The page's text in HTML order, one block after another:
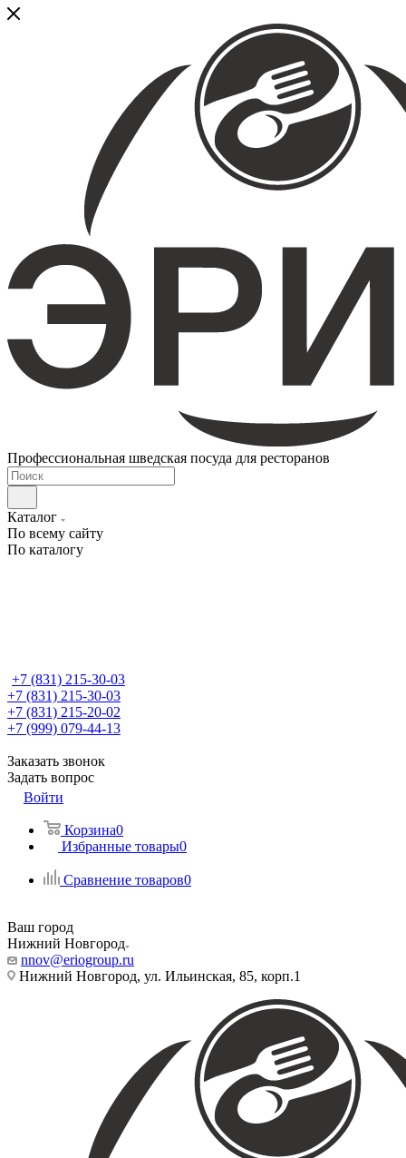
Профессиональная шведская посуда для ресторанов
Каталог
По всему сайту
По каталогу
+7 (831) 215-30-03
+7 (831) 215-30-03
+7 (831) 215-20-02
+7 (999) 079-44-13
Заказать звонок
Задать вопрос
Войти
Корзина0
Избранные товары0
Сравнение товаров0
Ваш город
Нижний Новгород
nnov@eriogroup.ru
Нижний Новгород, ул. Ильинская, 85, корп.1